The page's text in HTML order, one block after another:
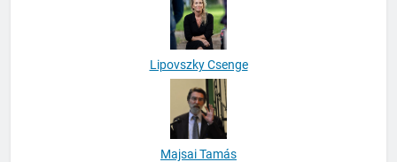
Lipovszky Csenge
Majsai Tamás